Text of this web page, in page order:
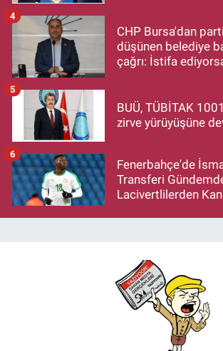
CHP Bursa'dan
düşünen belediye
çağrı: İstifa
4
BUÜ, TÜBİTAK
zirve yürüyüşüne
5
Fenerbahçe'de
Transferi
Lacivertlilerden
6